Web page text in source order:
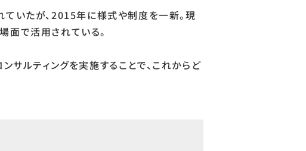
いたが、2015年に様式や制度を一新。現
で活用されている。
サルティングを実施することで、これからど